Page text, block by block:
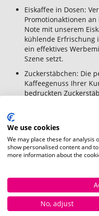
Eiskaffee in Dosen:
Promotionaktionen
Note mit unserem
kühlende Erfrischung
ein effektives
Szene setzt.
Zuckerstäbchen: Die
Kaffeegenuss Ihrer
bedruckten
verbreiten und die
Geschenkartikel: Von
bis hin zu
Geschenkartikel, die
begeistern werden.
Werbeträger für Ihr
Latte Macchiato in
und Mitarbeiter mit
verpackt in
We use cookies
We may place these for analysis
show personalised content and
more information about the
No, adjust